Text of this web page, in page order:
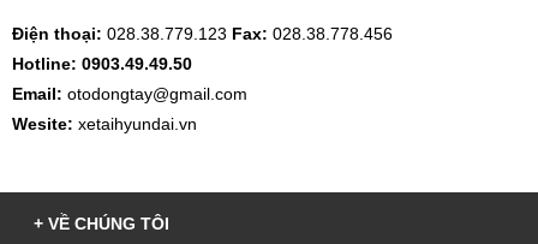
Điện thoại: 028.38.779.123 Fax: 028.38.778.456
Hotline: 0903.49.49.50
Email: otodongtay@gmail.com
Wesite: xetaihyundai.vn
+ VỀ CHÚNG TÔI